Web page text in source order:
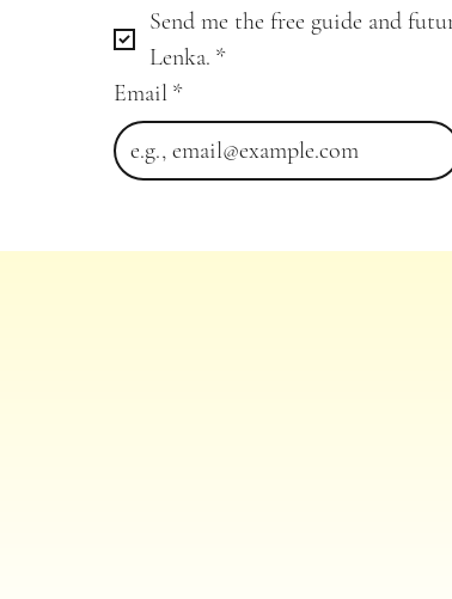
Send me the free guide and
Lenka. *
Email *